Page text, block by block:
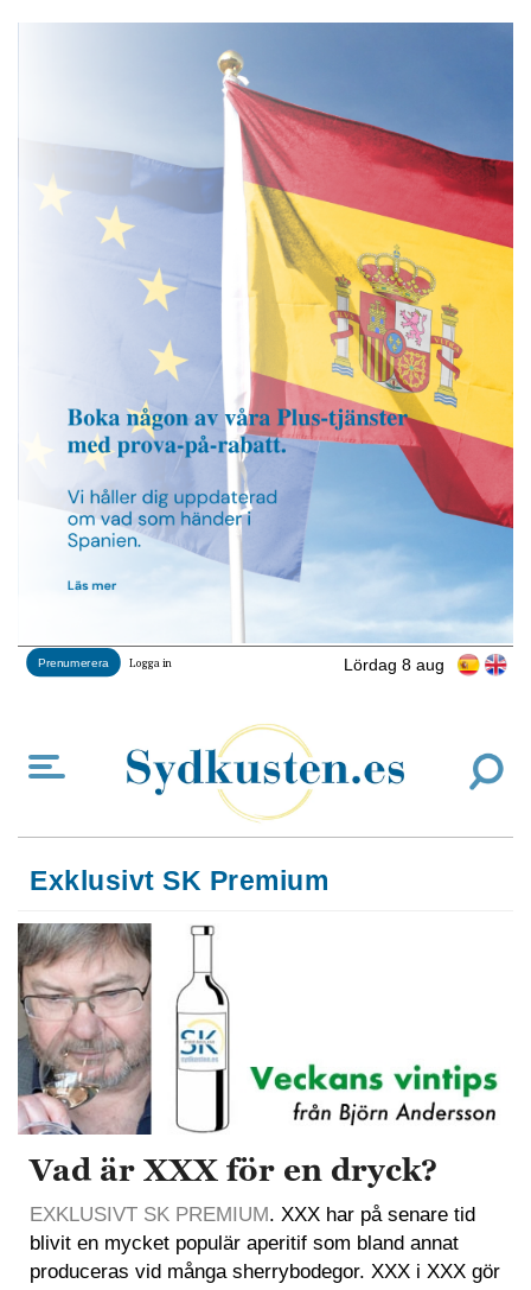
Lördag 8 aug
Prenumerera Logga in
Exklusivt SK Premium
Vad är XXX för en dryck?
EXKLUSIVT SK PREMIUM. XXX har på senare tid
blivit en mycket populär aperitif som bland annat
produceras vid många sherrybodegor. XXX i XXX gör